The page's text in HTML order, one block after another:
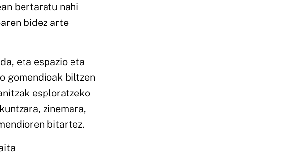
bertaratu nahi
bidez arte
eta espazio eta
gomendioak biltzen
esploratzeko
zinemara,
bitartez.